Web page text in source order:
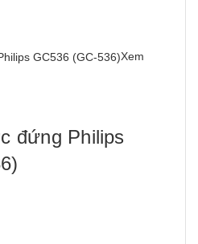
Xem
đứng Philips